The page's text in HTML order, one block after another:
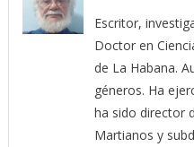
Escritor,
Doctor en
de La Habana.
géneros. Ha
ha sido director
Martianos y